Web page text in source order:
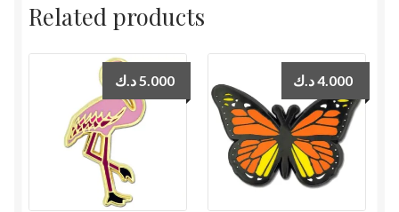
Related products
5.000د.ك 4.000د.ك